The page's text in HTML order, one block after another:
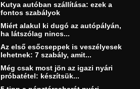
Kutya autóban szállítása: ezek a
fontos szabályok
Miért alakul ki dugó az autópályán,
ha látszólag nincs...
Az első esőcseppek is veszélyesek
lehetnek: 7 szabály, amit...
Még csak most jön az igazi nyári
próbatétel: készítsük...